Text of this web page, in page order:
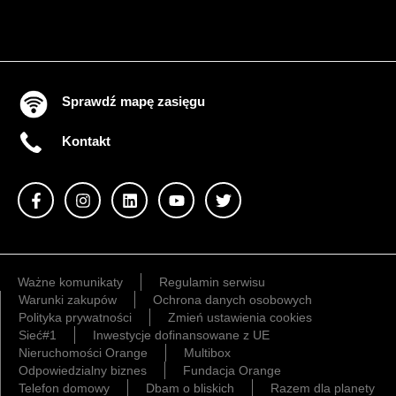
Sprawdź mapę zasięgu
Kontakt
Ważne komunikaty
Regulamin serwisu
Warunki zakupów
Ochrona danych osobowych
Polityka prywatności
Zmień ustawienia cookies
Sieć#1
Inwestycje dofinansowane z UE
Nieruchomości Orange
Multibox
Odpowiedzialny biznes
Fundacja Orange
Telefon domowy
Dbam o bliskich Razem dla planety